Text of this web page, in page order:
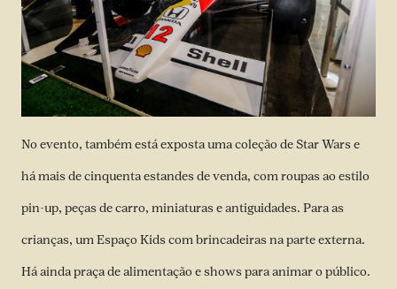
No evento, também está exposta uma coleção de Star Wars e
há mais de cinquenta estandes de venda, com roupas ao estilo
pin-up, peças de carro, miniaturas e antiguidades. Para as
crianças, um Espaço Kids com brincadeiras na parte externa.
Há ainda praça de alimentação e shows para animar o público.